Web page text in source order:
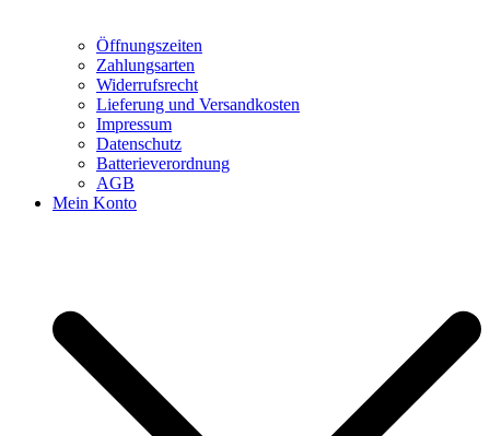
Öffnungszeiten
Zahlungsarten
Widerrufsrecht
Lieferung und Versandkosten
Impressum
Datenschutz
Batterieverordnung
AGB
Mein Konto